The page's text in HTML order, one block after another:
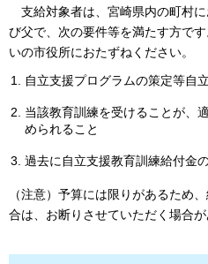
支給対象者は、宮崎県内の町村
び父で、次の要件等を満たす方で
いの市役所におたずねください。
自立支援プログラムの策定等自
当該教育訓練を受けることが、
められること
過去に自立支援教育訓練給付金
（注意）予算には限りがあるため
合は、お断りさせていただく場合が